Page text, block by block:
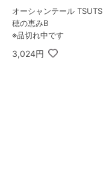
オーシャンテール
穂の恵みB
※品切れ中です
3,024円